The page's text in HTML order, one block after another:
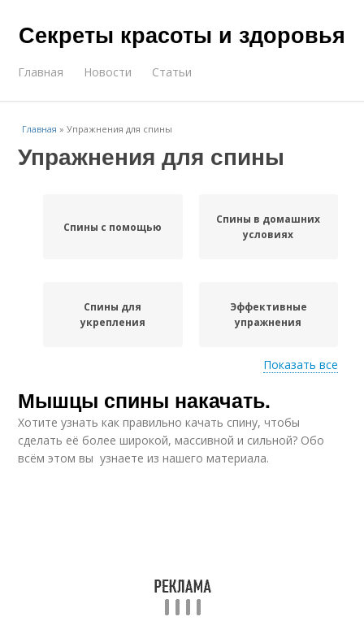
Секреты красоты и здоровья
Главная Новости Статьи
Главная »Упражнения для спины
Упражнения для спины
Спины с помощью
Спины в домашних
условиях
Спины для
укрепления
Эффективные
упражнения
Упражнения со
штангой
Базовое упражнение
Спины для женщин
Показать все
Мышцы спины накачать.
Хотите узнать как правильно качать спину, чтобы
сделать её более широкой, массивной и сильной? Обо
всём этом вы узнаете из нашего материала.